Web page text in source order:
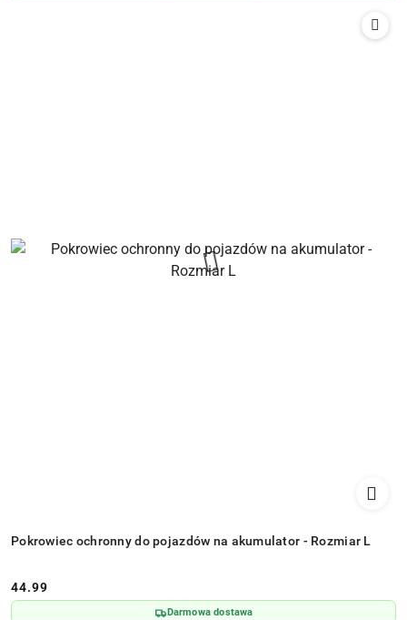
Pokrowiec ochronny do pojazdów na akumulator - Rozmiar L
Cena:
44.99
Darmowa dostawa